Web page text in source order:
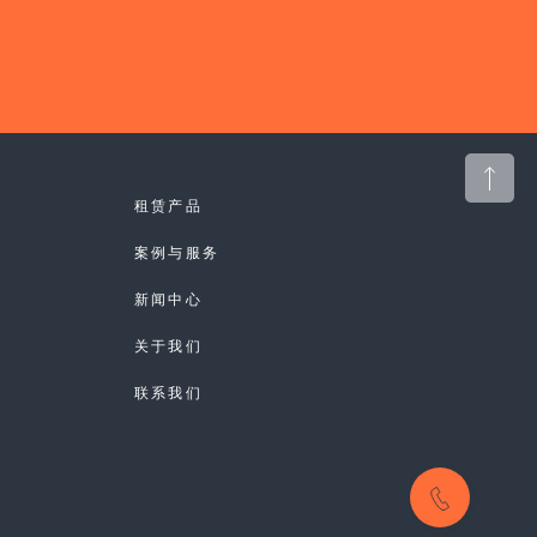
CONTACT US
租赁产品
案例与服务
新闻中心
关于我们
联系我们